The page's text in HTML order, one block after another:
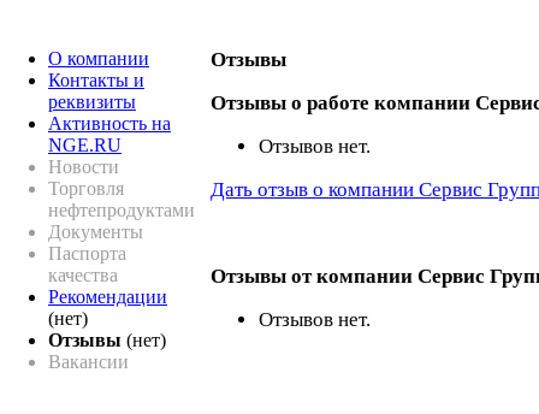
О компании
Контакты и
реквизиты
Активность на
NGE.RU
Новости
Торговля
нефтепродуктами
Документы
Паспорта
качества
Рекомендации
(нет)
Отзывы (нет)
Вакансии
Отзывы
Отзывы о работе компании
Отзывов нет.
Дать отзыв о компании Сервис
Отзывы от компании Сервис
Отзывов нет.